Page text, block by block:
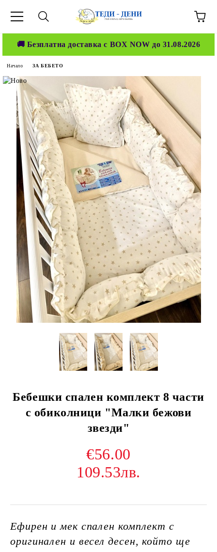
🚚 Безплатна доставка с BOX NOW до 31.08.2026
Начало ЗА БЕБЕТО
Бебешки спален комплект 8 части
с обиколници "Малки бежови
звезди"
€56.00
109.53лв.
Ефирен и мек спален комплект с
оригинален и весел десен, който ще